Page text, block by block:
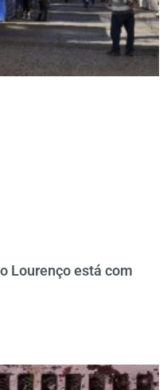
Lourenço está com